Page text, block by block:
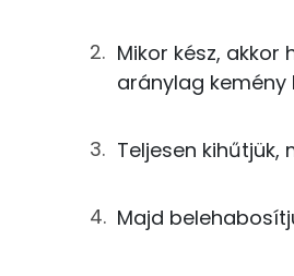
1gvaníliás cukor
4g vaj
Telített zsírsav
Többszörösen
Koleszterin
Mikor kész, akkor
aránylag kemény
Teljesen kihűtjük,
Majd